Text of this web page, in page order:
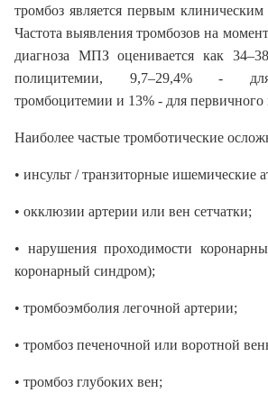
тромбоз является первым
Частота выявления тромбозов на
диагноза МПЗ оценивается как
полицитемии, 9,7–29,4% - для
тромбоцитемии и 13% - для первичного
Наиболее частые тромботические
• инсульт / транзиторные ишемические
• окклюзии артерии или вен сетчатки;
• нарушения проходимости
коронарный синдром);
• тромбоэмболия легочной артерии;
• тромбоз печеночной или воротной
• тромбоз глубоких вен;